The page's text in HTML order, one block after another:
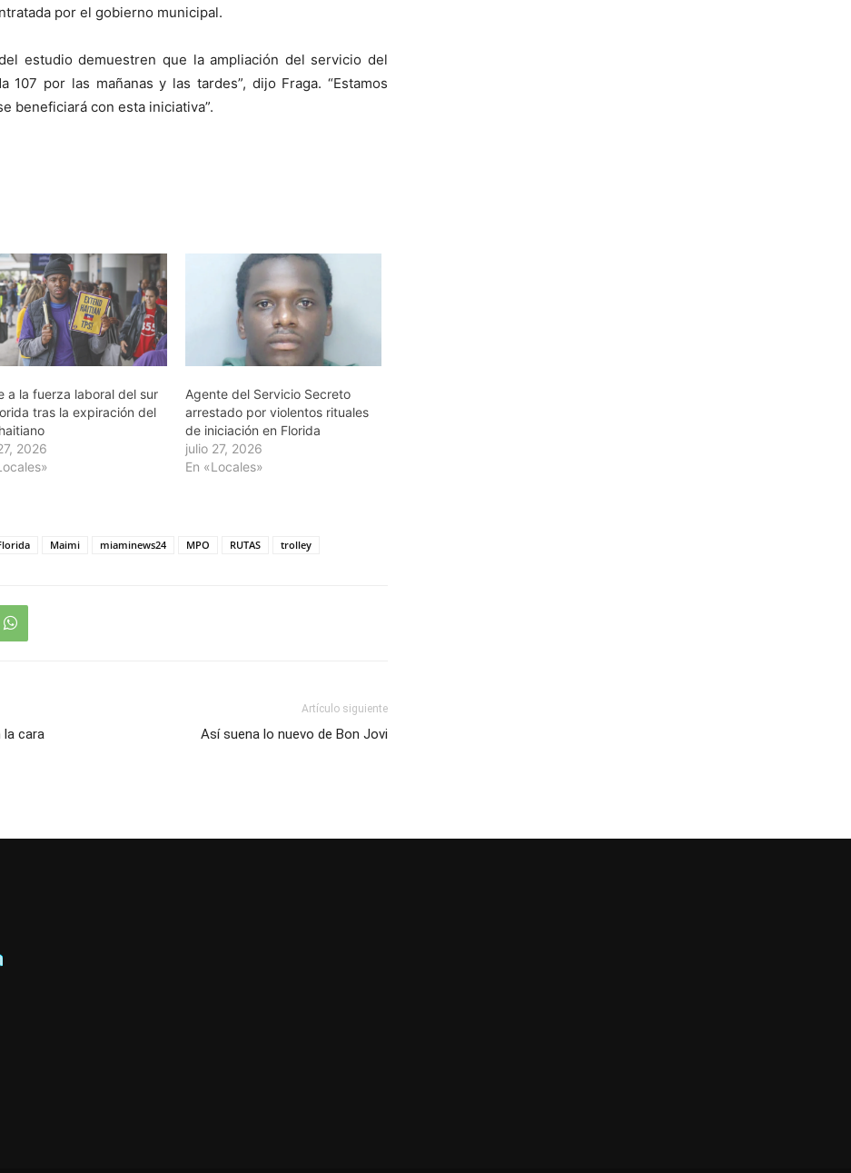
por el gobierno municipal.
estudio demuestren que la ampliación del servicio del
por las mañanas y las tardes”, dijo Fraga. “Estamos
beneficiará con esta iniciativa”.
a la fuerza laboral del sur
tras la expiración del
2026
Agente del Servicio Secreto
arrestado por violentos rituales
de iniciación en Florida
julio 27, 2026
En «Locales»
Maimi miaminews24 MPO RUTAS trolley
la cara
Artículo siguiente
Así suena lo nuevo de Bon Jovi